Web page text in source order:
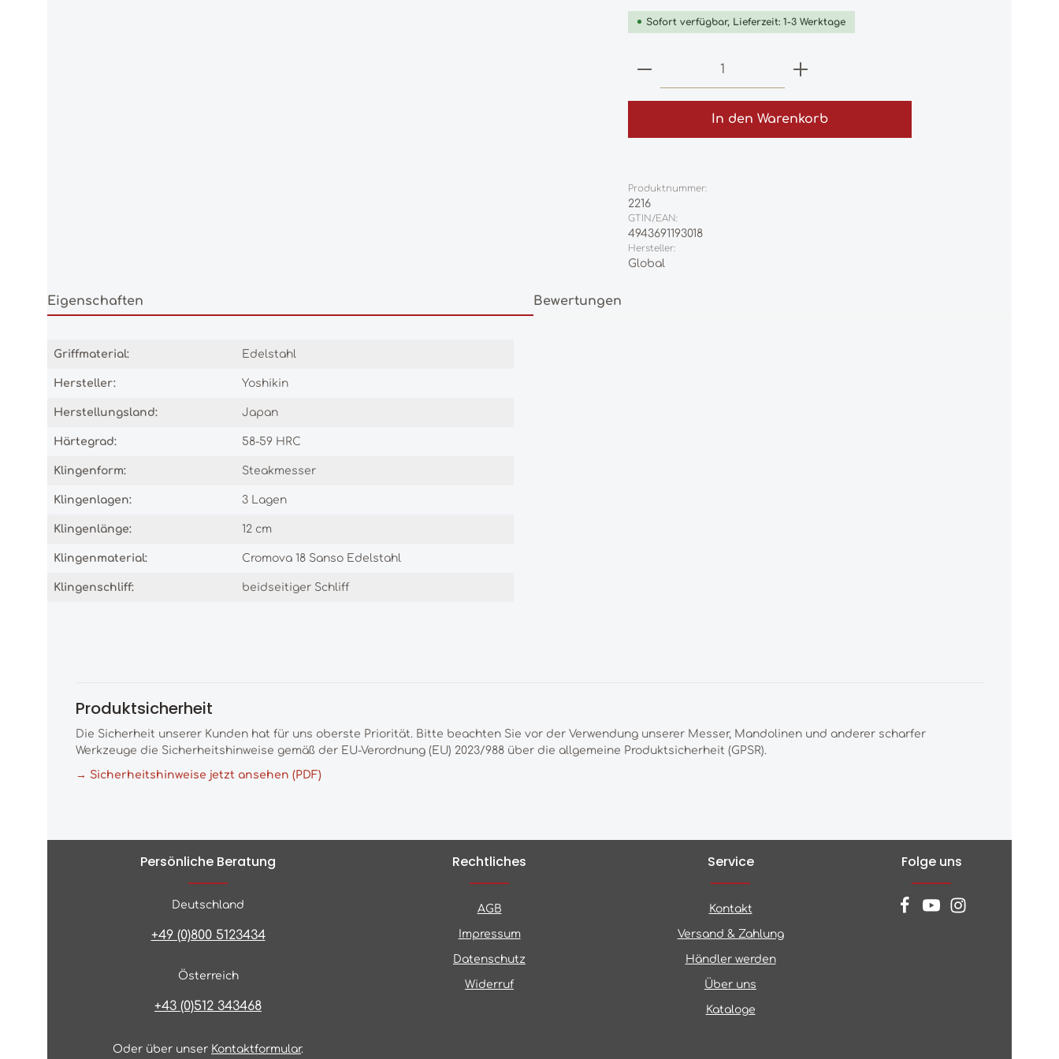
Sofort verfügbar, Lieferzeit: 1-3 Werktage
Produkt Anzahl: Gib den gewünschten
In den Warenkorb
Produktnummer:
2216
GTIN/EAN:
4943691193018
Hersteller:
Global
Eigenschaften Bewertungen
Griffmaterial: Edelstahl
Hersteller: Yoshikin
Herstellungsland: Japan
Härtegrad: 58-59 HRC
Klingenform: Steakmesser
Klingenlagen: 3 Lagen
Klingenlänge: 12 cm
Klingenmaterial: Cromova 18 Sanso Edelstahl
Klingenschliff: beidseitiger Schliff
Produktsicherheit
Die Sicherheit unserer Kunden hat für uns oberste Priorität. Bitte beachten Sie vor der Verwendung unserer Messer, Mandolinen und anderer scharfer
Werkzeuge die Sicherheitshinweise gemäß der EU-Verordnung (EU) 2023/988 über die allgemeine Produktsicherheit (GPSR).
→ Sicherheitshinweise jetzt ansehen (PDF)
Persönliche Beratung
Deutschland
+49 (0)800 5123434
Österreich
+43 (0)512 343468
Oder über unser Kontaktformular.
Rechtliches
AGB
Impressum
Datenschutz
Widerruf
Service
Kontakt
Versand & Zahlung
Händler werden
Über uns
Kataloge
Folge uns